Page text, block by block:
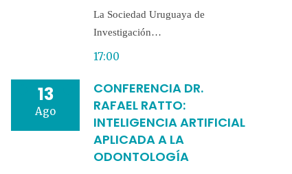
La Sociedad Uruguaya de
Investigación…
17:00
13
Ago
CONFERENCIA DR.
RAFAEL RATTO:
INTELIGENCIA ARTIFICIAL
APLICADA A LA
ODONTOLOGÍA